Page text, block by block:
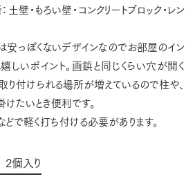
壁・もろい壁・コンクリートブロック・レン
っぽくないデザインなのでお部屋のイン
しいポイント。画鋲と同じくらい穴が開く
り付けられる場所が増えているので柱や、
たいとき便利です。
軽く打ち付ける必要があります。
2個入り